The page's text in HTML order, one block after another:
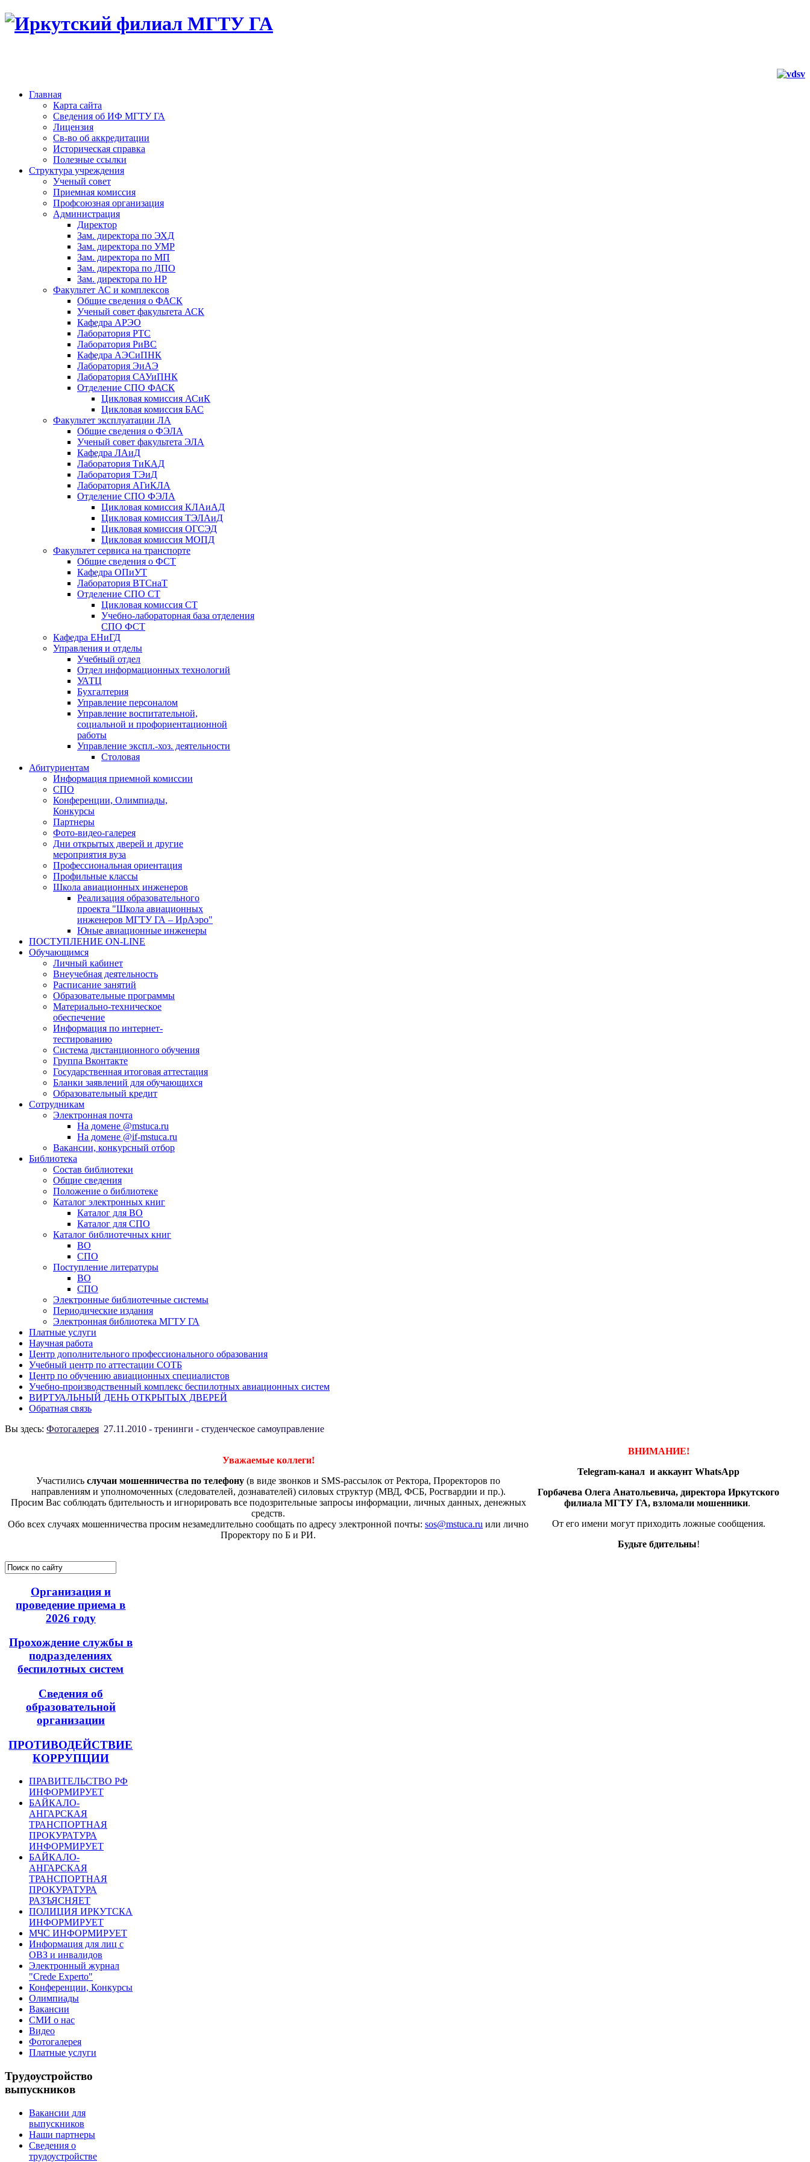
Главная
Карта сайта
Сведения об ИФ МГТУ ГА
Лицензия
Св-во об аккредитации
Историческая справка
Полезные ссылки
Структура учреждения
Ученый совет
Приемная комиссия
Профсоюзная организация
Администрация
Директор
Зам. директора по ЭХД
Зам. директора по УМР
Зам. директора по МП
Зам. директора по ДПО
Зам. директора по НР
Факультет АС и комплексов
Общие сведения о ФАСК
Ученый совет факультета АСК
Кафедра АРЭО
Лаборатория РТС
Лаборатория РиВС
Кафедра АЭСиПНК
Лаборатория ЭиАЭ
Лаборатория САУиПНК
Отделение СПО ФАСК
Цикловая комиссия АСиК
Цикловая комиссия БАС
Факультет эксплуатации ЛА
Общие сведения о ФЭЛА
Ученый совет факультета ЭЛА
Кафедра ЛАиД
Лаборатория ТиКАД
Лаборатория ТЭиД
Лаборатория АГиКЛА
Отделение СПО ФЭЛА
Цикловая комиссия КЛАиАД
Цикловая комиссия ТЭЛАиД
Цикловая комиссия ОГСЭД
Цикловая комиссия МОПД
Факультет сервиса на транспорте
Общие сведения о ФСТ
Кафедра ОПиУТ
Лаборатория ВТСнаТ
Отделение СПО СТ
Цикловая комиссия СТ
Учебно-лабораторная база отделения
СПО ФСТ
Кафедра ЕНиГД
Управления и отделы
Учебный отдел
Отдел информационных технологий
УАТЦ
Бухгалтерия
Управление персоналом
Управление воспитательной,
социальной и профориентационной
работы
Управление экспл.-хоз. деятельности
Столовая
Абитуриентам
Информация приемной комиссии
СПО
Конференции, Олимпиады,
Конкурсы
Партнеры
Фото-видео-галерея
Дни открытых дверей и другие
мероприятия вуза
Профессиональная ориентация
Профильные классы
Школа авиационных инженеров
Реализация образовательного
проекта "Школа авиационных
инженеров МГТУ ГА – ИрАэро"
Юные авиационные инженеры
ПОСТУПЛЕНИЕ ON-LINE
Обучающимся
Личный кабинет
Внеучебная деятельность
Расписание занятий
Образовательные программы
Материально-техническое
обеспечение
Информация по интернет-
тестированию
Система дистанционного обучения
Группа Вконтакте
Государственная итоговая аттестация
Бланки заявлений для обучающихся
Образовательный кредит
Сотрудникам
Электронная почта
На домене @mstuca.ru
На домене @if-mstuca.ru
Вакансии, конкурсный отбор
Библиотека
Состав библиотеки
Общие сведения
Положение о библиотеке
Каталог электронных книг
Каталог для ВО
Каталог для СПО
Каталог библиотечных книг
ВО
СПО
Поступление литературы
ВО
СПО
Электронные библиотечные системы
Периодические издания
Электронная библиотека МГТУ ГА
Платные услуги
Научная работа
Центр дополнительного профессионального образования
Учебный центр по аттестации СОТБ
Центр по обучению авиационных специалистов
Учебно-производственный комплекс беспилотных авиационных систем
ВИРТУАЛЬНЫЙ ДЕНЬ ОТКРЫТЫХ ДВЕРЕЙ
Обратная связь
Вы здесь: Фотогалерея 27.11.2010 - тренинги - студенческое самоуправление
Уважаемые коллеги!
Участились случаи мошенничества по телефону (в виде звонков и SMS-рассылок от Ректора, Проректоров по
направлениям и уполномоченных (следователей, дознавателей) силовых структур (МВД, ФСБ, Росгвардии и пр.).
Просим Вас соблюдать бдительность и игнорировать все подозрительные запросы информации, личных данных, денежных
средств.
Обо всех случаях мошенничества просим незамедлительно сообщать по адресу электронной почты: sos@mstuca.ru или лично
Проректору по Б и РИ.
ВНИМАНИЕ!
Telegram-канал и аккаунт WhatsApp
Горбачева Олега Анатольевича, директора Иркутского
филиала МГТУ ГА, взломали мошенники.
От его имени могут приходить ложные сообщения.
Будьте бдительны!
Организация и
проведение приема в
2026 году
Прохождение службы в
подразделениях
беспилотных систем
Сведения об
образовательной
организации
ПРОТИВОДЕЙСТВИЕ
КОРРУПЦИИ
ПРАВИТЕЛЬСТВО РФ
ИНФОРМИРУЕТ
БАЙКАЛО-
АНГАРСКАЯ
ТРАНСПОРТНАЯ
ПРОКУРАТУРА
ИНФОРМИРУЕТ
БАЙКАЛО-
АНГАРСКАЯ
ТРАНСПОРТНАЯ
ПРОКУРАТУРА
РАЗЪЯСНЯЕТ
ПОЛИЦИЯ ИРКУТСКА
ИНФОРМИРУЕТ
МЧС ИНФОРМИРУЕТ
Информация для лиц с
ОВЗ и инвалидов
Электронный журнал
"Crede Experto"
Конференции, Конкурсы
Олимпиады
Вакансии
СМИ о нас
Видео
Фотогалерея
Платные услуги
Трудоустройство
выпускников
Вакансии для
выпускников
Наши партнеры
Сведения о
трудоустройстве